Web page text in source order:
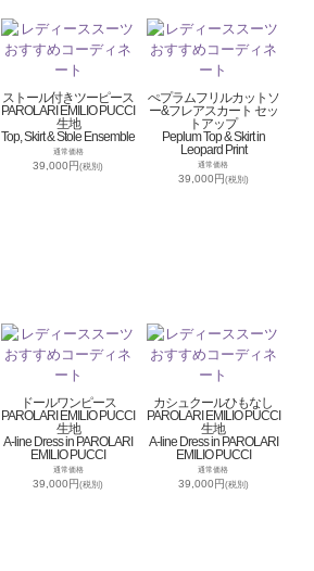
ストール付きツーピース
PAROLARI EMILIO PUCCI
生地
Top, Skirt & Stole Ensemble
通常価格
39,000円(税別)
ぺプラムフリルカットソ
ー&フレアスカート セッ
トアップ
Peplum Top & Skirt in
Leopard Print
通常価格
39,000円(税別)
ドールワンピース
PAROLARI EMILIO PUCCI
生地
A-line Dress in PAROLARI
EMILIO PUCCI
通常価格
39,000円(税別)
カシュクールひもなし
PAROLARI EMILIO PUCCI
生地
A-line Dress in PAROLARI
EMILIO PUCCI
通常価格
39,000円(税別)